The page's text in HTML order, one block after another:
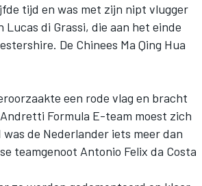
tijd en was met zijn nipt vlugger
Lucas di Grassi, die aan het einde
De Chinees Ma Qing Hua
een rode vlag en bracht
Formula E-team moest zich
de Nederlander iets meer dan
teamgenoot Antonio Felix da Costa